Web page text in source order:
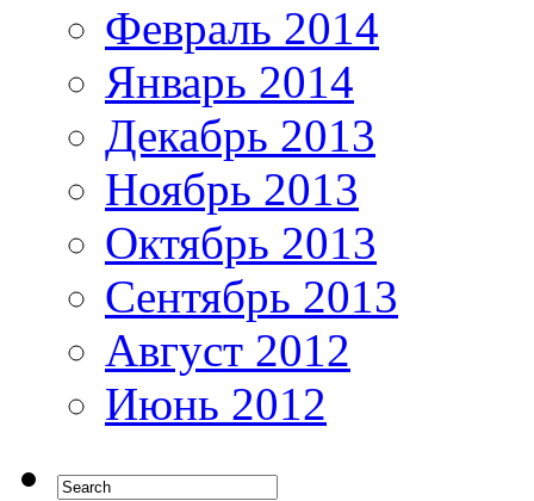
Февраль 2014
Январь 2014
Декабрь 2013
Ноябрь 2013
Октябрь 2013
Сентябрь 2013
Август 2012
Июнь 2012